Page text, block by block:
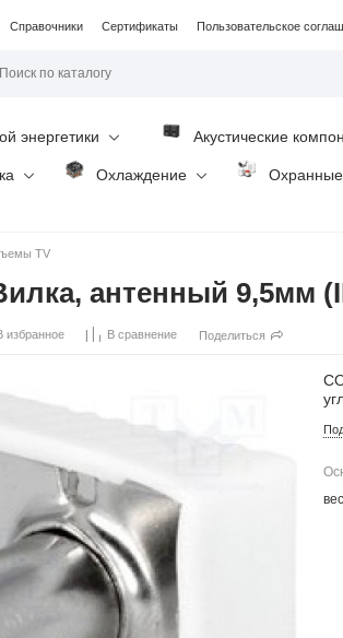
Справочники Сертификаты Пользовательское
энергетики Акустические
Охлаждение
TV
антенный 9,5мм
избранное В сравнение Поделиться